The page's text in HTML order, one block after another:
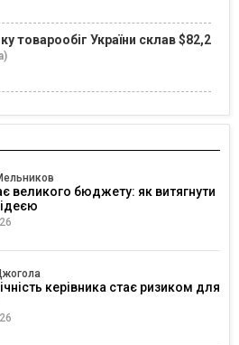
товарообіг України склав $82,2
великого бюджету: як витягнути
керівника стає ризиком для